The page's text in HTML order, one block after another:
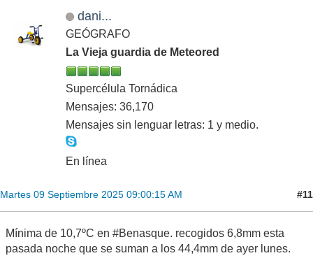
dani...
GEÓGRAFO
La Vieja guardia de Meteored
Supercélula Tornádica
Mensajes: 36,170
Mensajes sin lenguar letras: 1 y medio.
En línea
Martes 09 Septiembre 2025 09:00:15 AM #11
Mínima de 10,7ºC en #Benasque. recogidos 6,8mm esta
pasada noche que se suman a los 44,4mm de ayer lunes.